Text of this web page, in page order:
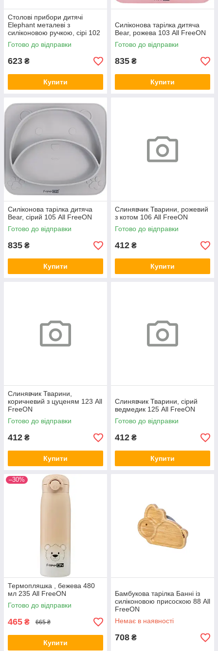
Столові прибори дитячі
Elephant металеві з
силіконовою ручкою, сірі 102
All FreeON
Готово до відправки
623 ₴
Купити
Силіконова тарілка дитяча
Bear, рожева 103 All FreeON
Готово до відправки
835 ₴
Купити
Силіконова тарілка дитяча
Bear, сірий 105 All FreeON
Готово до відправки
835 ₴
Купити
Слинявчик Тварини, рожевий
з котом 106 All FreeON
Готово до відправки
412 ₴
Купити
Слинявчик Тварини,
коричневий з цуценям 123 All
FreeON
Готово до відправки
412 ₴
Купити
Слинявчик Тварини, сірий
ведмедик 125 All FreeON
Готово до відправки
412 ₴
Купити
–30%
Термопляшка , бежева 480
мл 235 All FreeON
Готово до відправки
465 ₴ 665 ₴
Купити
Бамбукова тарілка Банні із
силіконовою присоскою 88 All
FreeON
Немає в наявності
708 ₴